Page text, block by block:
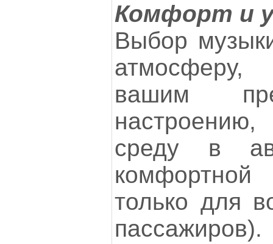
Комфорт и
Выбор
атмосферу,
вашим
среду в
только для
пассажиров).